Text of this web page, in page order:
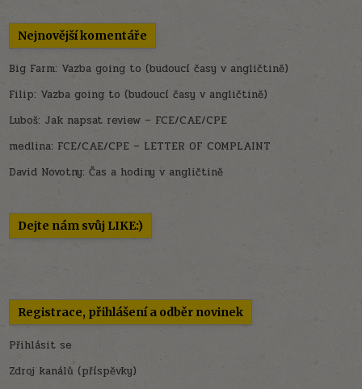
Nejnovější komentáře
Big Farm: Vazba going to (budoucí časy v angličtině)
Filip: Vazba going to (budoucí časy v angličtině)
Luboš: Jak napsat review – FCE/CAE/CPE
medlina: FCE/CAE/CPE – LETTER OF COMPLAINT
David Novotny:Čas a hodiny v angličtině
Dejte nám svůj LIKE:)
Registrace, přihlášení a odběr novinek
Přihlásit se
Zdroj kanálů (příspěvky)